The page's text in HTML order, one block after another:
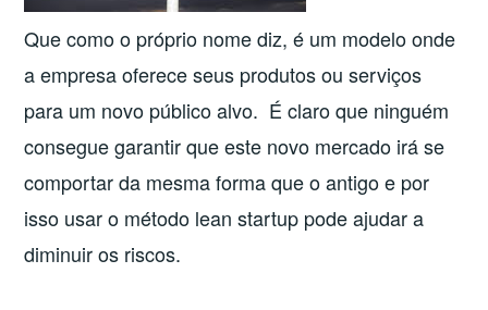
Que como o próprio nome diz, é um modelo onde
a empresa oferece seus produtos ou serviços
para um novo público alvo. É claro que ninguém
consegue garantir que este novo mercado irá se
comportar da mesma forma que o antigo e por
isso usar o método lean startup pode ajudar a
diminuir os riscos.